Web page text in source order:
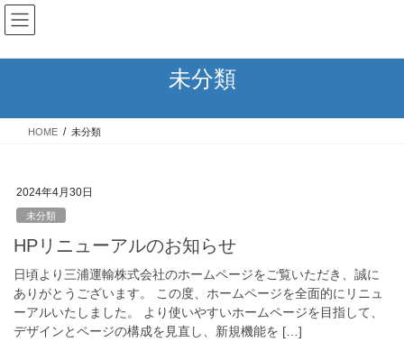
コ
ン
ス
ナ
ビ
ン
未分類
HOME 未分類
2024年4月30日
未分類
HPリニューアルのお知らせ
日頃より三浦運輸株式会社のホームページをご覧いただき、誠に
ありがとうございます。 この度、ホームページを全面的にリニュ
ーアルいたしました。 より使いやすいホームページを目指して、
デザインとページの構成を見直し、新規機能を […]